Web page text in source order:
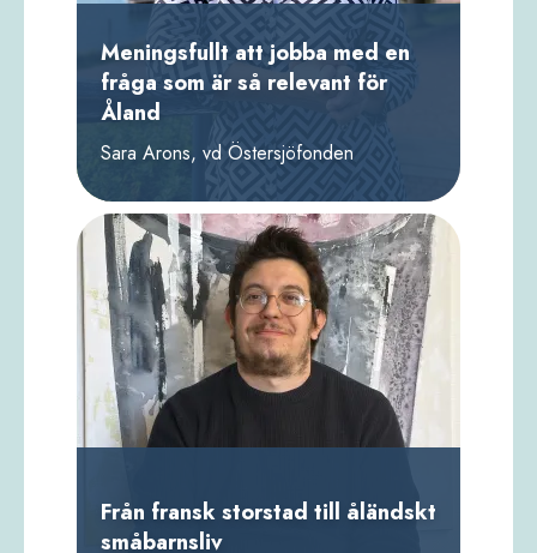
Meningsfullt att jobba med en
fråga som är så relevant för
Åland
Sara Arons, vd Östersjöfonden
Från fransk storstad till åländskt
småbarnsliv